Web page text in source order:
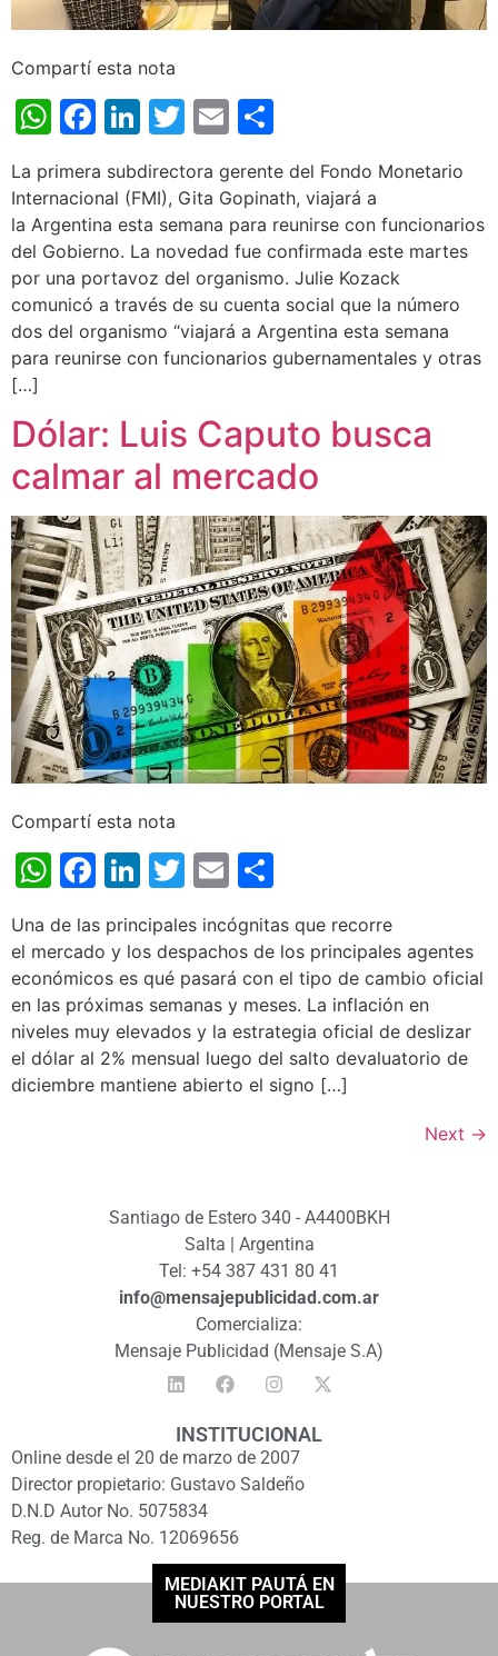
Compartí esta nota
WhatsApp
Facebook
LinkedIn
Twitter
Email
La primera subdirectora gerente del Fondo Monetario
Internacional (FMI), Gita Gopinath, viajará a
la Argentina esta semana para reunirse con funcionarios
del Gobierno. La novedad fue confirmada este martes
por una portavoz del organismo. Julie Kozack
comunicó a través de su cuenta social que la número
dos del organismo “viajará a Argentina esta semana
para reunirse con funcionarios gubernamentales y otras
[…]
Dólar: Luis Caputo busca
calmar al mercado
Compartí esta nota
WhatsApp
Facebook
LinkedIn
Twitter
Email
Una de las principales incógnitas que recorre
el mercado y los despachos de los principales agentes
económicos es qué pasará con el tipo de cambio oficial
en las próximas semanas y meses. La inflación en
niveles muy elevados y la estrategia oficial de deslizar
el dólar al 2% mensual luego del salto devaluatorio de
diciembre mantiene abierto el signo […]
Next →
Santiago de Estero 340 - A4400BKH
Salta | Argentina
Tel: +54 387 431 80 41
info@mensajepublicidad.com.ar
Comercializa:
Mensaje Publicidad (Mensaje S.A)
INSTITUCIONAL
Online desde el 20 de marzo de 2007
Director propietario: Gustavo Saldeño
D.N.D Autor No. 5075834
Reg. de Marca No. 12069656
MEDIAKIT PAUTÁ EN
NUESTRO PORTAL